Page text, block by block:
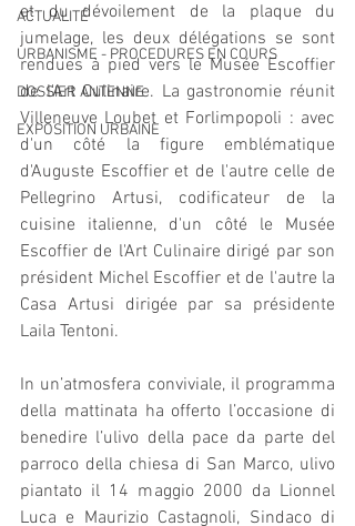
ACTUALITÉ
URBANISME - PROCEDURES EN COURS
DOSSIER ANTENNE
EXPOSITION URBAINE
et du dévoilement de la plaque du
jumelage, les deux délégations se sont
rendues à pied vers le Musée Escoffier
de l'Art Culinaire. La gastronomie réunit
Villeneuve Loubet et Forlimpopoli : avec
d'un côté la figure emblématique
d'Auguste Escoffier et de l'autre celle de
Pellegrino Artusi, codificateur de la
cuisine italienne, d'un côté le Musée
Escoffier de l'Art Culinaire dirigé par son
président Michel Escoffier et de l'autre la
Casa Artusi dirigée par sa présidente
Laila Tentoni.
In un’atmosfera conviviale, il programma
della mattinata ha offerto l’occasione di
benedire l’ulivo della pace da parte del
parroco della chiesa di San Marco, ulivo
piantato il 14 maggio 2000 da Lionnel
Luca e Maurizio Castagnoli, Sindaco di